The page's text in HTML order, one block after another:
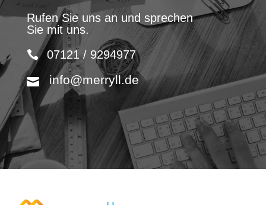
Rufen Sie uns an und sprechen
Sie mit uns.
07121 / 9294977
info@merryll.de